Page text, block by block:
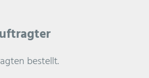
bestellt.